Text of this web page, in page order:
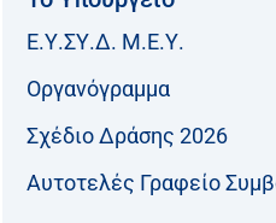
Ε.Υ.ΣΥ.Δ. Μ.Ε.Υ.
Οργανόγραμμα
Σχέδιο Δράσης 2026
Αυτοτελές Γραφείο